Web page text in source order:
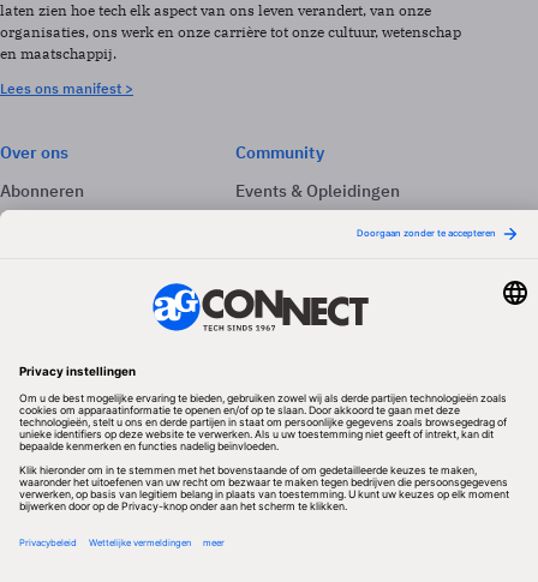
laten zien hoe tech elk aspect van ons leven verandert, van onze
organisaties, ons werk en onze carrière tot onze cultuur, wetenschap
en maatschappij.
Lees ons manifest >
Over ons
Abonneren
Adverteren
Community
Events & Opleidingen
Nieuwsbrieven
Volg ons
Redactionele partner